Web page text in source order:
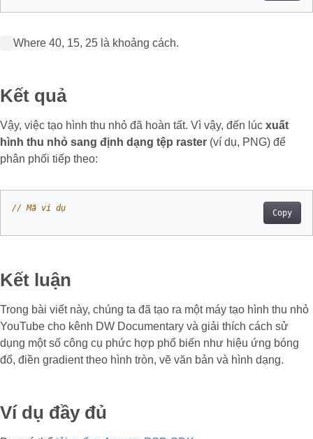
Where 40, 15, 25 là khoảng cách.
Kết quả
Vậy, việc tạo hình thu nhỏ đã hoàn tất. Vì vậy, đến lúc xuất
hình thu nhỏ sang định dạng tệp raster (ví dụ, PNG) để
phân phối tiếp theo:
Copy
// Mã ví dụ
Kết luận
Trong bài viết này, chúng ta đã tạo ra một máy tạo hình thu nhỏ
YouTube cho kênh DW Documentary và giải thích cách sử
dụng một số công cụ phức hợp phổ biến như hiệu ứng bóng
đổ, điền gradient theo hình tròn, vẽ văn bản và hình dạng.
Ví dụ đầy đủ